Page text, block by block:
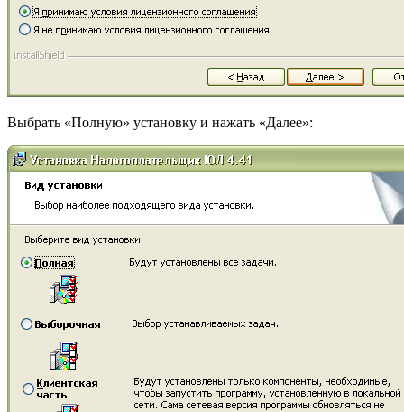
Выбрать «Полную» установку и нажать «Далее»: